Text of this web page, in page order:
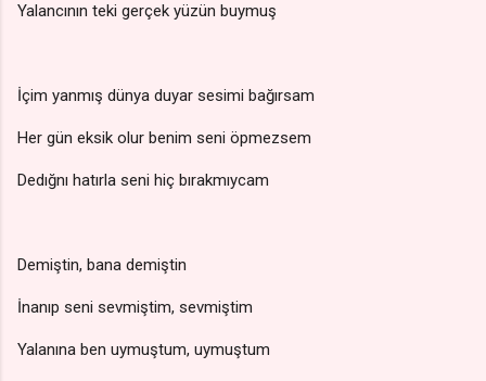
Yalancının teki gerçek yüzün buymuş
İçim yanmış dünya duyar sesimi bağırsam
Her gün eksik olur benim seni öpmezsem
Dedığnı hatırla seni hiç bırakmıycam
Demiştin, bana demiştin
İnanıp seni sevmiştim, sevmiştim
Yalanına ben uymuştum, uymuştum